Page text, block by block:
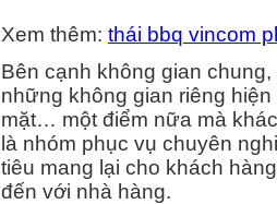
Xem thêm: thái bbq vincom
Bên cạnh không gian
những không gian riêng
mặt… một điểm nữa mà
là nhóm phục vụ chuyên
tiêu mang lại cho khách
đến với nhà hàng.